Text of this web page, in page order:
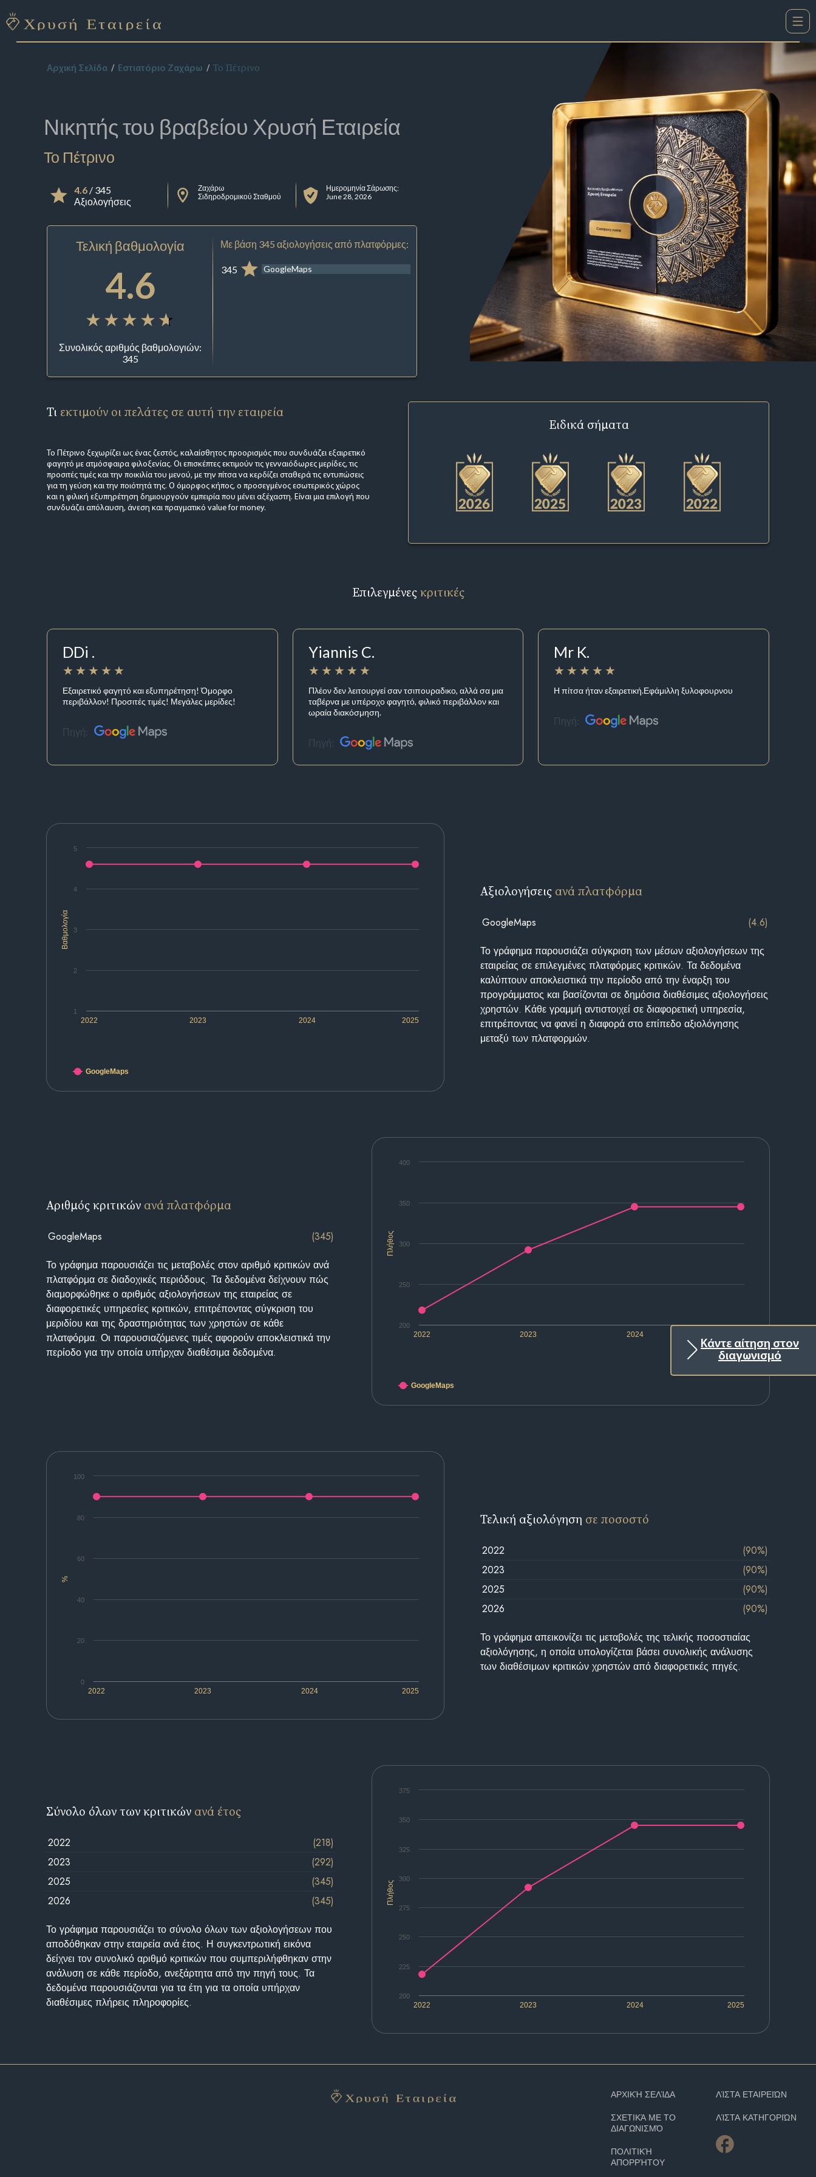
Κάντε αίτηση στον
διαγωνισμό
Αρχική Σελίδα Εστιατόριο Ζαχάρω Το Πέτρινο
Νικητής του βραβείου Χρυσή Εταιρεία
Το Πέτρινο
4.6/ 345
Αξιολογήσεις
Ζαχάρω
Σιδηροδρομικού Σταθμού
Ημερομηνία Σάρωσης:
June 28, 2026
Τελική βαθμολογία
4.6
Συνολικός αριθμός βαθμολογιών:
345
Με βάση 345 αξιολογήσεις από πλατφόρμες:
345 GoogleMaps
Τι εκτιμούν οι πελάτες σε αυτή την εταιρεία
Το Πέτρινο ξεχωρίζει ως ένας ζεστός, καλαίσθητος προορισμός που συνδυάζει εξαιρετικό
φαγητό με ατμόσφαιρα φιλοξενίας. Οι επισκέπτες εκτιμούν τις γενναιόδωρες μερίδες, τις
προσιτές τιμές και την ποικιλία του μενού, με την πίτσα να κερδίζει σταθερά τις εντυπώσεις
για τη γεύση και την ποιότητά της. Ο όμορφος κήπος, ο προσεγμένος εσωτερικός χώρος
και η φιλική εξυπηρέτηση δημιουργούν εμπειρία που μένει αξέχαστη. Είναι μια επιλογή που
συνδυάζει απόλαυση, άνεση και πραγματικό value for money.
Ειδικά σήματα
Επιλεγμένεςκριτικές
DDi .
Εξαιρετικό φαγητό και εξυπηρέτηση! Όμορφο
περιβάλλον! Προσιτές τιμές! Μεγάλες μερίδες!
Πηγή:
Yiannis C.
Πλέον δεν λειτουργεί σαν τσιπουραδικο, αλλά σα μια
ταβέρνα με υπέροχο φαγητό, φιλικό περιβάλλον και
ωραία διακόσμηση.
Πηγή:
Mr K.
Η πίτσα ήταν εξαιρετική.Εφάμιλλη ξυλοφουρνου
Πηγή:
Βαθμολογία
2022 2023 2024 2025
1
2
3
4
5
GoogleMaps
Αξιολογήσεις ανά πλατφόρμα
GoogleMaps (4.6)
Το γράφημα παρουσιάζει σύγκριση των μέσων αξιολογήσεων της
εταιρείας σε επιλεγμένες πλατφόρμες κριτικών. Τα δεδομένα
καλύπτουν αποκλειστικά την περίοδο από την έναρξη του
προγράμματος και βασίζονται σε δημόσια διαθέσιμες αξιολογήσεις
χρηστών. Κάθε γραμμή αντιστοιχεί σε διαφορετική υπηρεσία,
επιτρέποντας να φανεί η διαφορά στο επίπεδο αξιολόγησης
μεταξύ των πλατφορμών.
Πλήθος
2022 2023 2024
200
250
300
350
400
GoogleMaps
Αριθμός κριτικών ανά πλατφόρμα
GoogleMaps (345)
Το γράφημα παρουσιάζει τις μεταβολές στον αριθμό κριτικών ανά
πλατφόρμα σε διαδοχικές περιόδους. Τα δεδομένα δείχνουν πώς
διαμορφώθηκε ο αριθμός αξιολογήσεων της εταιρείας σε
διαφορετικές υπηρεσίες κριτικών, επιτρέποντας σύγκριση του
μεριδίου και της δραστηριότητας των χρηστών σε κάθε
πλατφόρμα. Οι παρουσιαζόμενες τιμές αφορούν αποκλειστικά την
περίοδο για την οποία υπήρχαν διαθέσιμα δεδομένα.
%
2022 2023 2024 2025
0
20
40
60
80
100
Τελική αξιολόγηση σε ποσοστό
2022
(90%)
2023
(90%)
2025
(90%)
2026
(90%)
Το γράφημα απεικονίζει τις μεταβολές της τελικής ποσοστιαίας
αξιολόγησης, η οποία υπολογίζεται βάσει συνολικής ανάλυσης
των διαθέσιμων κριτικών χρηστών από διαφορετικές πηγές.
Πλήθος
2022 2023 2024 2025
200
225
250
275
300
325
350
375
Σύνολο όλων των κριτικών ανά έτος
2022
(218)
2023
(292)
2025
(345)
2026
(345)
Το γράφημα παρουσιάζει το σύνολο όλων των αξιολογήσεων που
αποδόθηκαν στην εταιρεία ανά έτος. Η συγκεντρωτική εικόνα
δείχνει τον συνολικό αριθμό κριτικών που συμπεριλήφθηκαν στην
ανάλυση σε κάθε περίοδο, ανεξάρτητα από την πηγή τους. Τα
δεδομένα παρουσιάζονται για τα έτη για τα οποία υπήρχαν
διαθέσιμες πλήρεις πληροφορίες.
ΑΡΧΙΚΉ ΣΕΛΊΔΑ
ΣΧΕΤΙΚΆ ΜΕ ΤΟ
ΔΙΑΓΩΝΙΣΜΌ
ΠΟΛΙΤΙΚΉ
ΑΠΟΡΡΉΤΟΥ
ΛΊΣΤΑ ΕΤΑΙΡΕΙΏΝ
ΛΊΣΤΑ ΚΑΤΗΓΟΡΙΏΝ